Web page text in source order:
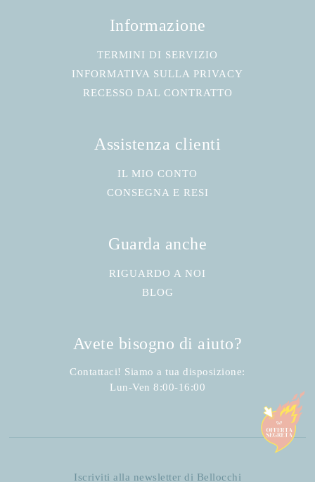
Informazione
TERMINI DI SERVIZIO
INFORMATIVA SULLA PRIVACY
RECESSO DAL CONTRATTO
Assistenza clienti
IL MIO CONTO
CONSEGNA E RESI
Guarda anche
RIGUARDO A NOI
BLOG
Avete bisogno di aiuto?
Contattaci! Siamo a tua disposizione:
Lun-Ven 8:00-16:00
Iscriviti alla newsletter di Bellocchi